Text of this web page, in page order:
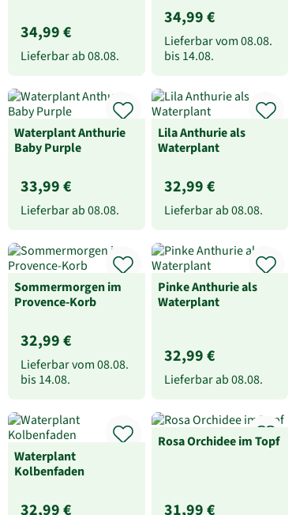
34,99 €
Lieferbar ab08.08.
34,99 €
Lieferbar vom08.08.
bis 14.08.
Waterplant Anthurie
Baby Purple
33,99 €
Lieferbar ab08.08.
Lila Anthurie als
Waterplant
32,99 €
Lieferbar ab08.08.
Sommermorgen im
Provence-Korb
32,99 €
Lieferbar vom08.08.
bis 14.08.
Pinke Anthurie als
Waterplant
32,99 €
Lieferbar ab08.08.
Waterplant
Kolbenfaden
32,99 €
Rosa Orchidee im Topf
31,99 €